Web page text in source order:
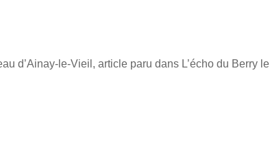
d’Ainay-le-Vieil, article paru dans L’écho du Berry le